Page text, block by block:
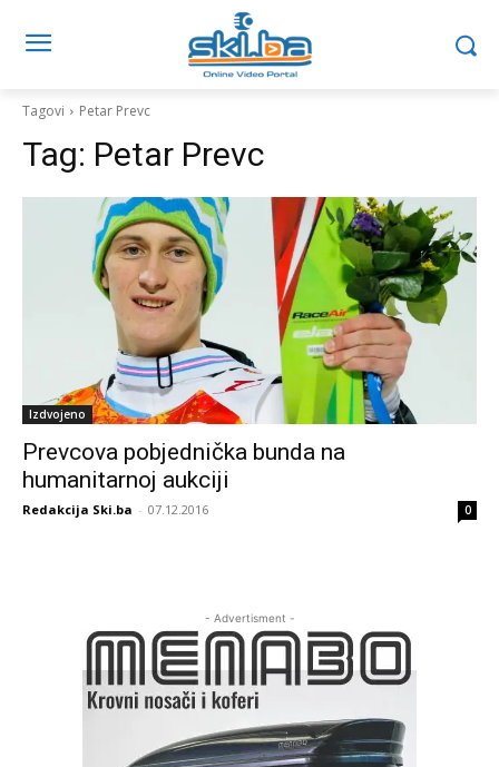
Tagovi Petar Prevc
Tag: Petar Prevc
Izdvojeno
Prevcova pobjednička bunda na
humanitarnoj aukciji
Redakcija Ski.ba - 07.12.2016 0
- Advertisment -